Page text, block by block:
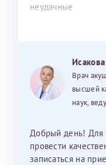
неудачные
Врач
высшей
наук,
Добрый день! Для
провести
записаться на